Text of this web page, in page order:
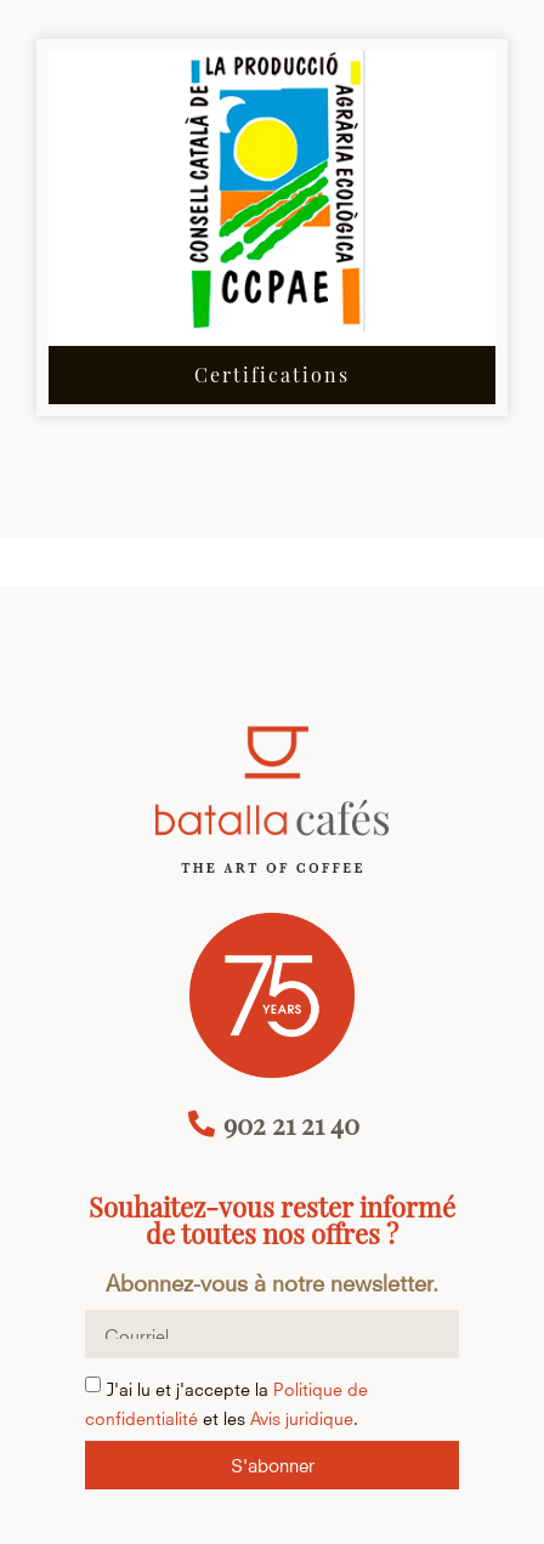
Certifications
902 21 21 40
Souhaitez-vous rester informé
de toutes nos offres ?
Abonnez-vous à notre newsletter.
J'ai lu et j'accepte la Politique de
confidentialité et les Avis juridique
S'abonner